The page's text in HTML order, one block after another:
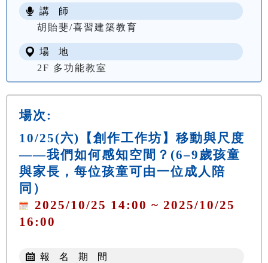
講 師
胡貽斐/喜習建築教育
場 地
2F 多功能教室
場次:
10/25(六)【創作工作坊】移動與尺度
——我們如何感知空間？(6–9歲孩童
與家長，每位孩童可由一位成人陪
同）
2025/10/25 14:00 ~ 2025/10/25
16:00
報 名 期 間